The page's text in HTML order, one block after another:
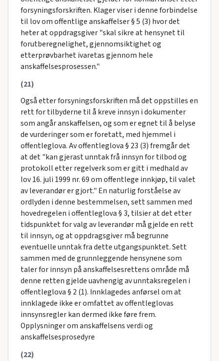
forsyningsforskriften. Klager viser i denne forbindelse
til lov om offentlige anskaffelser § 5 (3) hvor det
heter at oppdragsgiver "skal sikre at hensynet til
forutberegnelighet, gjennomsiktighet og
etterprøvbarhet ivaretas gjennom hele
anskaffelsesprosessen."
(21)
Også etter forsyningsforskriften må det oppstilles en
rett for tilbyderne til å kreve innsyn i dokumenter
som angår anskaffelsen, og som er egnet til å belyse
de vurderinger som er foretatt, med hjemmel i
offentleglova. Av offentleglova § 23 (3) fremgår det
at det "kan gjerast unntak frå innsyn for tilbod og
protokoll etter regelverk som er gitt i medhald av
lov 16. juli 1999 nr. 69 om offentlege innkjøp, til valet
av leverandør er gjort." En naturlig forståelse av
ordlyden i denne bestemmelsen, sett sammen med
hovedregelen i offentleglova § 3, tilsier at det etter
tidspunktet for valg av leverandør må gjelde en rett
til innsyn, og at oppdragsgiver må begrunne
eventuelle unntak fra dette utgangspunktet. Sett
sammen med de grunnleggende hensynene som
taler for innsyn på anskaffelsesrettens område må
denne retten gjelde uavhengig av unntaksregelen i
offentleglova § 2 (1). Innklagedes anførsel om at
innklagede ikke er omfattet av offentleglovas
innsynsregler kan dermed ikke føre frem.
Opplysninger om anskaffelsens verdi og
anskaffelsesprosedyre
(22)